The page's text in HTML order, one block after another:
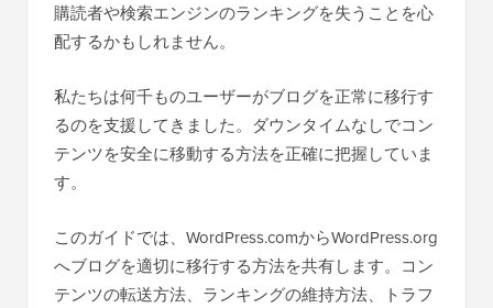
購読者や検索エンジンのランキングを失うことを心
配するかもしれません。
私たちは何千ものユーザーがブログを正常に移行す
るのを支援してきました。ダウンタイムなしでコン
テンツを安全に移動する方法を正確に把握していま
す。
このガイドでは、WordPress.comからWordPress.org
へブログを適切に移行する方法を共有します。コン
テンツの転送方法、ランキングの維持方法、トラフ